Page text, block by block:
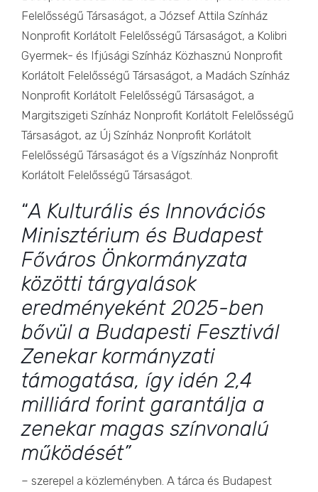
Felelősségű Társaságot, a József Attila Színház
Nonprofit Korlátolt Felelősségű Társaságot, a Kolibri
Gyermek- és Ifjúsági Színház Közhasznú Nonprofit
Korlátolt Felelősségű Társaságot, a Madách Színház
Nonprofit Korlátolt Felelősségű Társaságot, a
Margitszigeti Színház Nonprofit Korlátolt Felelősségű
Társaságot, az Új Színház Nonprofit Korlátolt
Felelősségű Társaságot és a Vígszínház Nonprofit
Korlátolt Felelősségű Társaságot.
“A Kulturális és Innovációs
Minisztérium és Budapest
Főváros Önkormányzata
közötti tárgyalások
eredményeként 2025-ben
bővül a Budapesti Fesztivál
Zenekar kormányzati
támogatása, így idén 2,4
milliárd forint garantálja a
zenekar magas színvonalú
működését”
– szerepel a közleményben. A tárca és Budapest